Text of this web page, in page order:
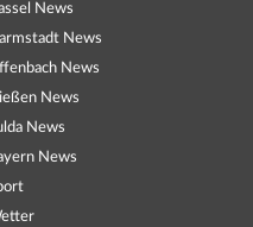
News
News
News
News
News
News